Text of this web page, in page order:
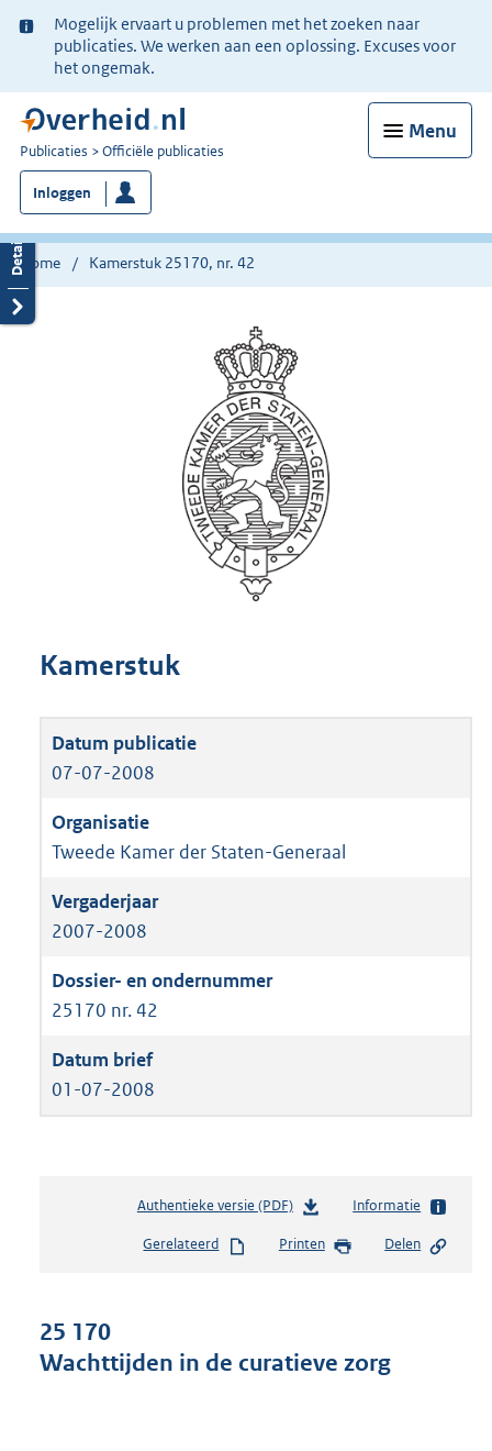
Ter
informatie:
Mogelijk ervaart u problemen met het zoeken naar
publicaties. We werken aan een oplossing. Excuses voor
het ongemak.
Menu
U
bent
nu
hier:
Publicaties Officiële publicaties
Inloggen
Home Kamerstuk 25170, nr. 42
Kamerstuk
07-07-2008
Tweede Kamer der Staten-Generaal
2007-2008
25170 nr. 42
01-07-2008
Authentieke versie (PDF)b
s
s
Informatie
Gerelateerd Printen Delen
25 170
Wachttijden in de curatieve zorg